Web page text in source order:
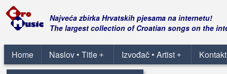
Najveća zbirka Hrvatskih pjesama na internetu!
The largest collection of Croatian songs on the
Home +
Naslov • Title +
Izvođač • Artist
Hercegovci za Dom spremni
Hrvatski dragovoljac
Ima jedna zemlja
Istina